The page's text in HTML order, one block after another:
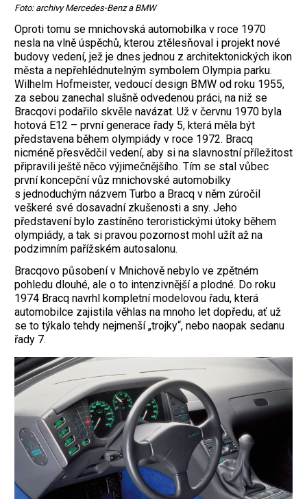
Foto: archivy Mercedes-Benz a BMW
Oproti tomu se mnichovská automobilka v roce 1970
nesla na vlně úspěchů, kterou ztělesňoval i projekt nové
budovy vedení, jež je dnes jednou z architektonických ikon
města a nepřehlédnutelným symbolem Olympia parku.
Wilhelm Hofmeister, vedoucí design BMW od roku 1955,
za sebou zanechal slušně odvedenou práci, na niž se
Bracqovi podařilo skvěle navázat. Už v červnu 1970 byla
hotová E12 – první generace řady 5, která měla být
představena během olympiády v roce 1972. Bracq
nicméně přesvědčil vedení, aby si na slavnostní příležitost
připravili ještě něco výjimečnějšího. Tím se stal vůbec
první koncepční vůz mnichovské automobilky
s jednoduchým názvem Turbo a Bracq v něm zúročil
veškeré své dosavadní zkušenosti a sny. Jeho
představení bylo zastíněno teroristickými útoky během
olympiády, a tak si pravou pozornost mohl užít až na
podzimním pařížském autosalonu.
Bracqovo působení v Mnichově nebylo ve zpětném
pohledu dlouhé, ale o to intenzivnější a plodné. Do roku
1974 Bracq navrhl kompletní modelovou řadu, která
automobilce zajistila věhlas na mnoho let dopředu, ať už
se to týkalo tehdy nejmenší „trojky“, nebo naopak sedanu
řady 7.